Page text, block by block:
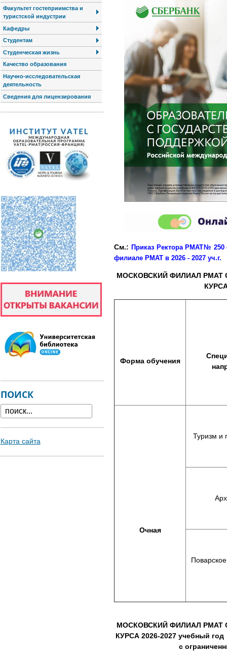
См.:Приказ Ректора РМАТ№ 250
филиале РМАТ в 2026 - 2027 уч.г.
МОСКОВСКИЙ ФИЛИАЛ РМАТ
Форма обучения
Очная
Туризм и
МОСКОВСКИЙ ФИЛИАЛ РМАТ
КУРСА2026-2027 учебный
с
Факультет гостеприимства и
туристской индустрии
Кафедры
Студентам
Студенческая жизнь
Качество образования
Научно-исследовательская
деятельность
Сведения для лицензирования
ПОИСК
Карта сайта